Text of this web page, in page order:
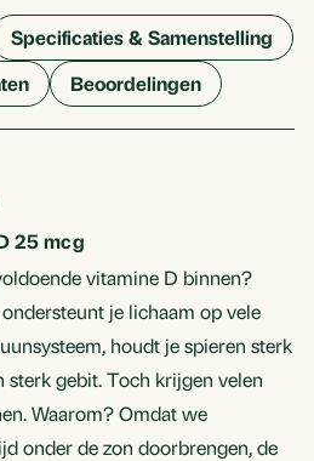
Specificaties & Samenstelling
Beoordelingen
25 mcg
vitamine D binnen?
je lichaam op vele
houdt je spieren sterk
sterk gebit. Toch krijgen velen
Waarom? Omdat we
onder de zon doorbrengen, de